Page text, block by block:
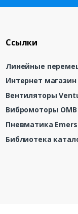
Ссылки
Линейные
Интернет магазин
Вентиляторы
Вибромоторы OMB
Пневматика
Библиотека